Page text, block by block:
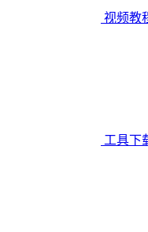
视频教
工具下